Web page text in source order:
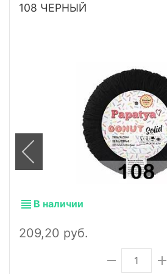
108 ЧЕРНЫЙ
В наличии
209,20 руб.